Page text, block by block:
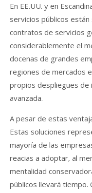
En EE.UU. y en
servicios públicos
contratos de servicios
considerablemente el
docenas de grandes
regiones de mercados
propios despliegues de
avanzada.
A pesar de estas
Estas soluciones
mayoría de las
reacias a adoptar, al
mentalidad
públicos llevará